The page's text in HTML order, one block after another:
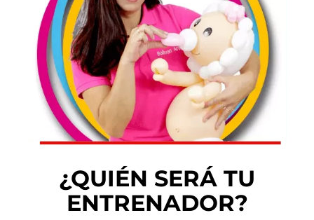
¿QUIÉN SERÁ TU
ENTRENADOR?